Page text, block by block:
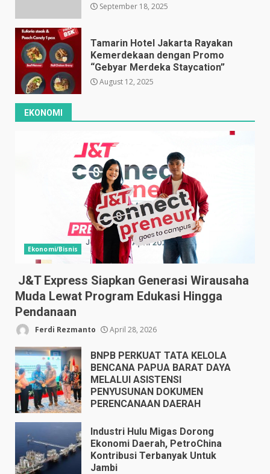
September 18, 2025
Tamarin Hotel Jakarta Rayakan
Kemerdekaan dengan Promo
“Gebyar Merdeka Staycation”
August 12, 2025
EKONOMI
Ekonomi/Bisnis
J&T Express Siapkan Generasi Wirausaha
Muda Lewat Program Edukasi Hingga
Pendanaan
Ferdi Rezmanto April 28, 2026
BNPB PERKUAT TATA KELOLA
BENCANA PAPUA BARAT DAYA
MELALUI ASISTENSI
PENYUSUNAN DOKUMEN
PERENCANAAN DAERAH
Industri Hulu Migas Dorong
Ekonomi Daerah, PetroChina
Kontribusi Terbanyak Untuk
Jambi